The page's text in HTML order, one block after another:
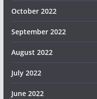
October 2022
September 2022
August 2022
July 2022
June 2022